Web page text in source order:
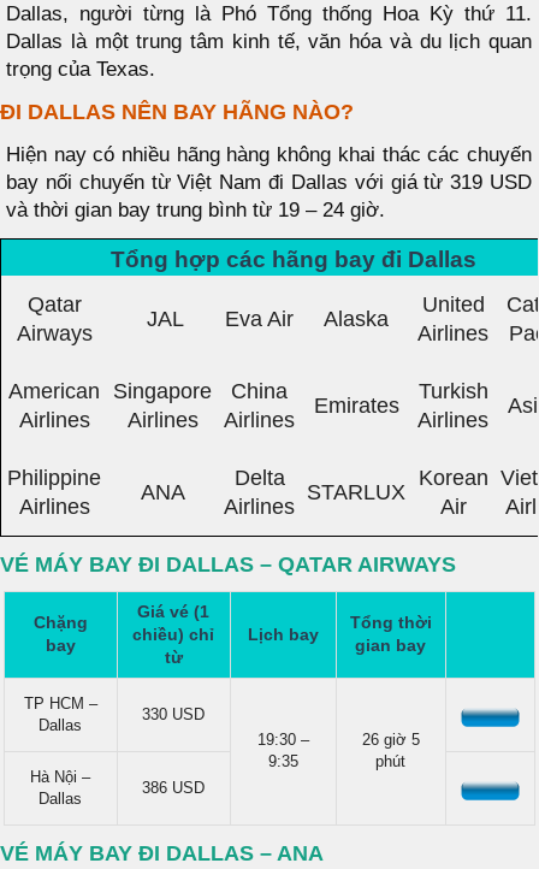
Dallas, người từng là Phó Tổng thống Hoa Kỳ thứ 11.
Dallas là một trung tâm kinh tế, văn hóa và du lịch quan
trọng của Texas.
ĐI DALLAS NÊN BAY HÃNG NÀO?
Hiện nay có nhiều hãng hàng không khai thác các chuyến
bay nối chuyến từ Việt Nam đi Dallas với giá từ 319 USD
và thời gian bay trung bình từ 19 – 24 giờ.
Tổng hợp các hãng bay đi Dallas
Qatar
Airways
JAL Eva Air Alaska
United
Airlines
American
Airlines
Singapore
Airlines
China
Airlines
Emirates
Turkish
Airlines
Philippine
Airlines
ANA
Delta
Airlines
STARLUX
Korean
Air
VÉ MÁY BAY ĐI DALLAS – QATAR AIRWAYS
Chặng
bay
Giá vé (1
chiều) chỉ
từ
Lịch bay
Tổng thời
gian bay
TP HCM –
Dallas
330 USD
19:30 –
9:35
26 giờ 5
phút
Hà Nội –
Dallas
386 USD
VÉ MÁY BAY ĐI DALLAS – ANA